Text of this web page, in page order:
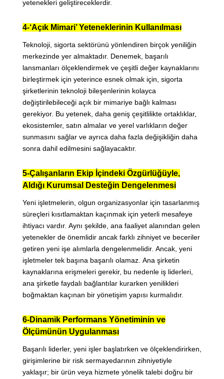
yetenekleri geliştireceklerdir.
4-‘Açık Mimari’ Yeteneklerinin Kullanılması
Teknoloji, sigorta sektörünü yönlendiren birçok yeniliğin
merkezinde yer almaktadır. Denemek, başarılı
lansmanları ölçeklendirmek ve çeşitli değer kaynaklarını
birleştirmek için yeterince esnek olmak için, sigorta
şirketlerinin teknoloji bileşenlerinin kolayca
değiştirilebileceği açık bir mimariye bağlı kalması
gerekiyor. Bu yetenek, daha geniş çeşitlilikte ortaklıklar,
ekosistemler, satın almalar ve yerel varlıkların değer
sunmasını sağlar ve ayrıca daha fazla değişikliğin daha
sonra dahil edilmesini sağlayacaktır.
5-Çalışanların Ekip İçindeki Özgürlüğüyle,
Aldığı Kurumsal Desteğin Dengelenmesi
Yeni işletmelerin, olgun organizasyonlar için tasarlanmış
süreçleri kısıtlamaktan kaçınmak için yeterli mesafeye
ihtiyacı vardır. Aynı şekilde, ana faaliyet alanından gelen
yetenekler de önemlidir ancak farklı zihniyet ve beceriler
getiren yeni işe alımlarla dengelenmelidir. Ancak, yeni
işletmeler tek başına başarılı olamaz. Ana şirketin
kaynaklarına erişmeleri gerekir, bu nedenle iş liderleri,
ana şirketle faydalı bağlantılar kurarken yenilikleri
boğmaktan kaçınan bir yönetişim yapısı kurmalıdır.
6-Dinamik Performans Yönetiminin ve
Ölçümünün Uygulanması
Başarılı liderler, yeni işler başlatırken ve ölçeklendirirken,
girişimlerine bir risk sermayedarının zihniyetiyle
yaklaşır; bir ürün veya hizmete yönelik talebi doğru bir